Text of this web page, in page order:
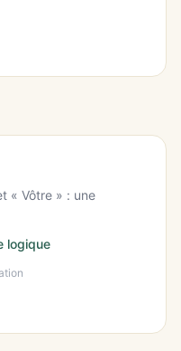
« Vôtre » : une
logique